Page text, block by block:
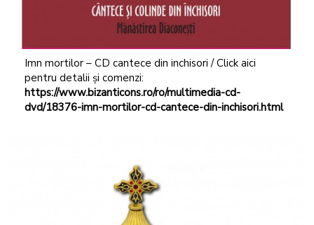
Imn mortilor – CD cantece din inchisori / Click aici
pentru detalii și comenzi:
https://www.bizanticons.ro/ro/multimedia-cd-
dvd/18376-imn-mortilor-cd-cantece-din-inchisori.html